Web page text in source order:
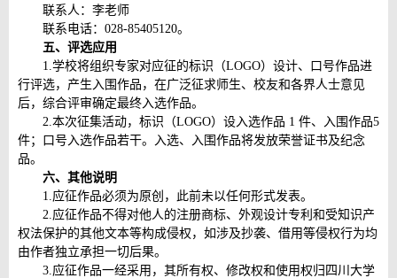
联系人：李老师
联系电话：028-85405120。
五、评选应用
1.学校将组织专家对应征的标识（LOGO）设计、口号作品进
行评选，产生入围作品，在广泛征求师生、校友和各界人士意见
后，综合评审确定最终入选作品。
2.本次征集活动，标识（LOGO）设入选作品 1 件、入围作品5
件；口号入选作品若干。入选、入围作品将发放荣誉证书及纪念
品。
六、其他说明
1.应征作品必须为原创，此前未以任何形式发表。
2.应征作品不得对他人的注册商标、外观设计专利和受知识产
权法保护的其他文本等构成侵权，如涉及抄袭、借用等侵权行为均
由作者独立承担一切后果。
3.应征作品一经采用，其所有权、修改权和使用权归四川大学